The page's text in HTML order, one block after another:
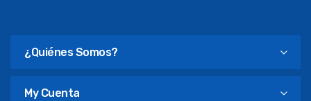
¿Quiénes Somos?
My Cuenta